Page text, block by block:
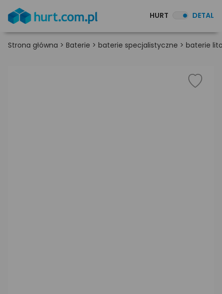
HURT DETAL
Strona główna > Baterie > baterie specjalistyczne > baterie